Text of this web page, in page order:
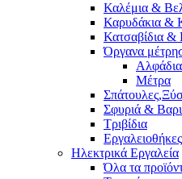
Καλέμια &
Καρυδάκια &
Κατσαβίδια &
Όργανα
Αλφάδια
Μέτρα
Σφυριά &
Τριβίδια
Εργαλειοθήκες
Ηλεκτρικά Εργαλεία
Όλα τα